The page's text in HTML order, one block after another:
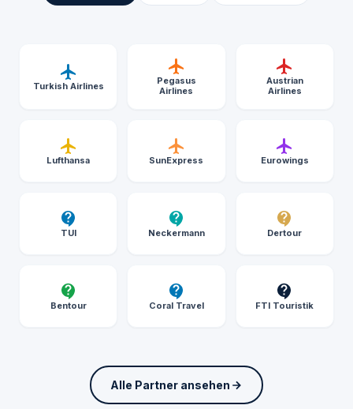
Turkish Airlines
Pegasus
Airlines
Austrian
Airlines
Lufthansa SunExpress Eurowings
TUI Neckermann Dertour
Bentour Coral Travel FTI Touristik
Alle Partner ansehen